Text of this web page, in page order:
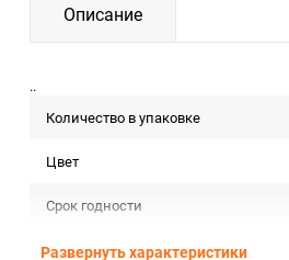
Описание
..
Количество в упаковке
Цвет
Срок годности
Предназначение товара
Развернуть характеристики